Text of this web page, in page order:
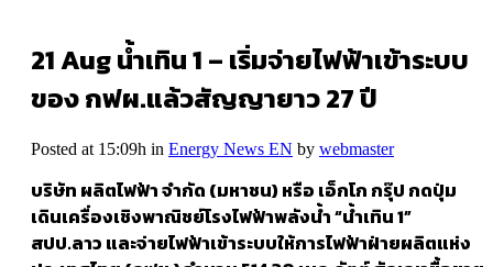
21 Augน้ำเทิน 1 – เริ่มจ่ายไฟฟ้าเข้าระบบ
ของ กฟผ.แล้วสัญญายาว 27 ปี
Posted at 15:09h in Energy News EN by webmaster
บริษัท ผลิตไฟฟ้า จำกัด (มหาชน) หรือ เอ็กโก กรุ๊ป กดปุ่ม
เดินเครื่องเชิงพาณิชย์โรงไฟฟ้าพลังน้ำ “น้ำเทิน 1”
สปป.ลาว และจ่ายไฟฟ้าเข้าระบบให้การไฟฟ้าฝ่ายผลิตแห่ง